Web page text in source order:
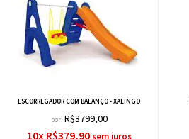
ESCORREGADOR COM BALANÇO - XALINGO
por: R$3799,00
10x R$379,90